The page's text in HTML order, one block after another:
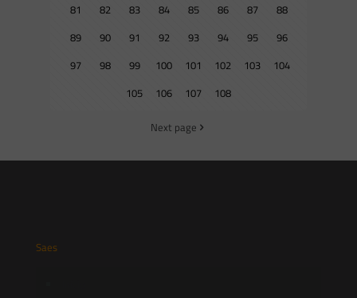
81
82 83 84 85 86 87
88
89
90 91 92 93 94 95
96
97
98 99 100 101 102 103
104
105
106 107 108
Next page
Saes